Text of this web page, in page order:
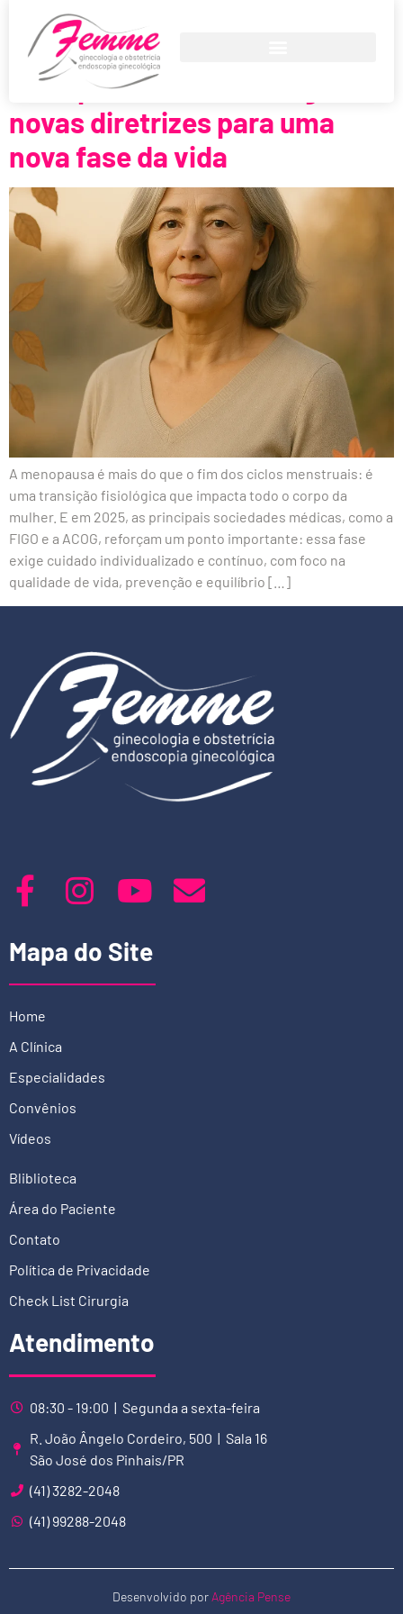
Menopausa
Menopausa: saúde integral e
novas diretrizes para uma
nova fase da vida
A menopausa é mais do que o fim dos ciclos menstruais: é
uma transição fisiológica que impacta todo o corpo da
mulher. E em 2025, as principais sociedades médicas, como a
FIGO e a ACOG, reforçam um ponto importante: essa fase
exige cuidado individualizado e contínuo, com foco na
qualidade de vida, prevenção e equilíbrio […]
Mapa do Site
Home
A Clínica
Especialidades
Convênios
Vídeos
Bliblioteca
Área do Paciente
Contato
Política de Privacidade
Check List Cirurgia
Atendimento
08:30 - 19:00 | Segunda a sexta-feira
R. João Ângelo Cordeiro, 500 | Sala 16
São José dos Pinhais/PR
(41) 3282-2048
(41) 99288-2048
Desenvolvido por Agência Pense